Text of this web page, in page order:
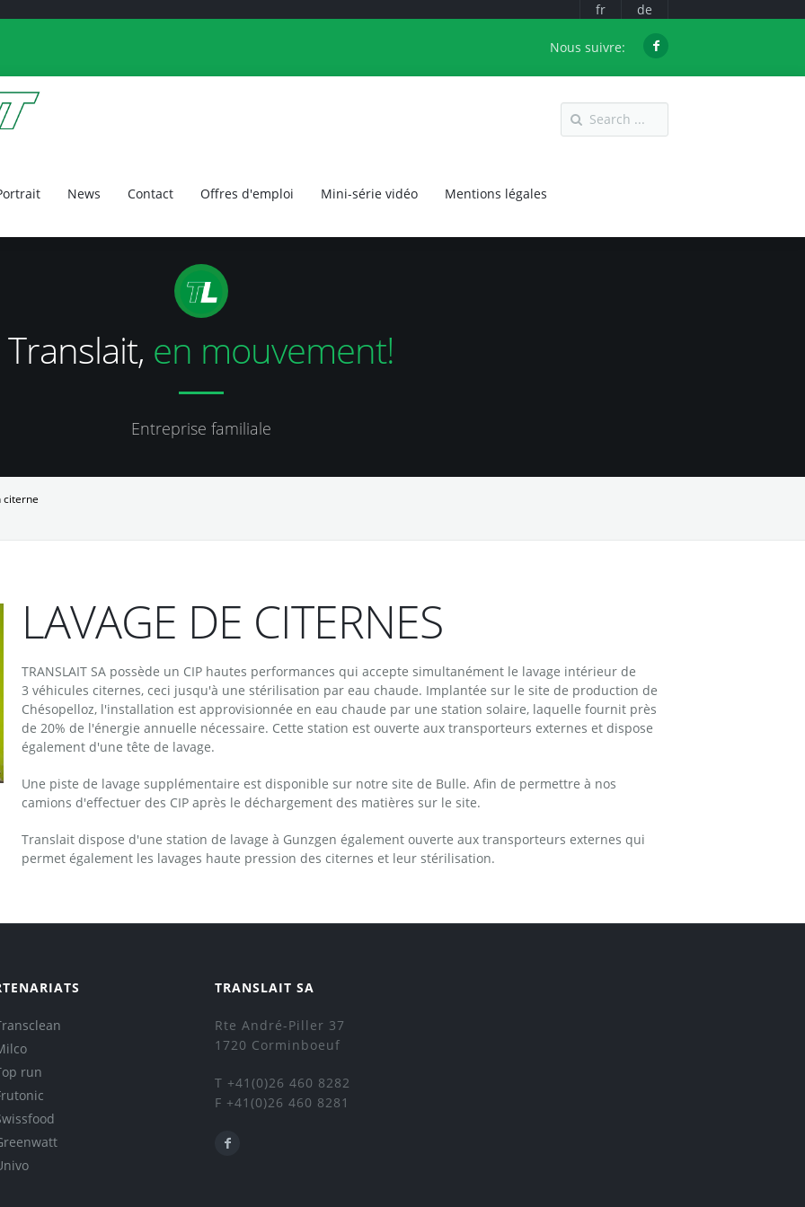
fr de
Nous suivre:
News Contact Offres d'emploi Mini-série vidéo Mentions légales
Translait, en mouvement!
Entreprise familiale
citerne
LAVAGE DE CITERNES
TRANSLAIT SA possède un CIP hautes performances qui accepte simultanément le lavage intérieur de
3 véhicules citernes, ceci jusqu'à une stérilisation par eau chaude. Implantée sur le site de production de
Chésopelloz, l'installation est approvisionnée en eau chaude par une station solaire, laquelle fournit près
de 20% de l'énergie annuelle nécessaire. Cette station est ouverte aux transporteurs externes et dispose
également d'une tête de lavage.
Une piste de lavage supplémentaire est disponible sur notre site de Bulle. Afin de permettre à nos
camions d'effectuer des CIP après le déchargement des matières sur le site.
Translait dispose d'une station de lavage à Gunzgen également ouverte aux transporteurs externes qui
permet également les lavages haute pression des citernes et leur stérilisation.
run
TRANSLAIT SA
Rte André-Piller 37
1720 Corminboeuf
T +41(0)26 460 8282
F +41(0)26 460 8281